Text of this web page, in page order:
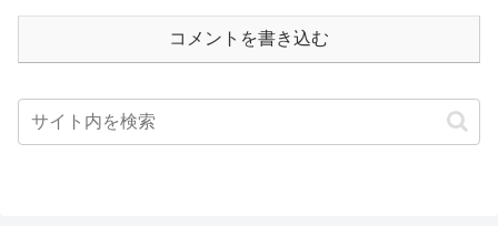
コメントを書き込む